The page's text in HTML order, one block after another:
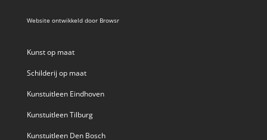
Website ontwikkeld door Browsr
Kunst op maat
Schilderij op maat
Kunstuitleen Eindhoven
Kunstuitleen Tilburg
Kunstuitleen Den Bosch